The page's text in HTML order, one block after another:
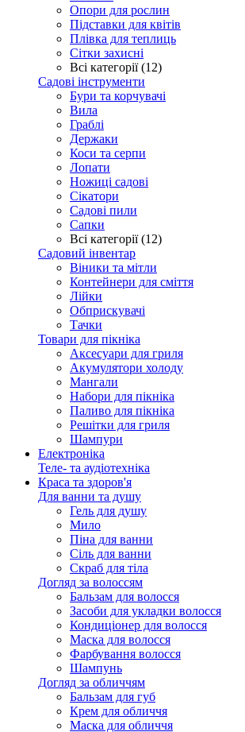
Опори для рослин
Підставки для квітів
Плівка для теплиць
Сітки захисні
Всі категорії (12)
Садові інструменти
Бури та корчувачі
Вила
Граблі
Держаки
Коси та серпи
Лопати
Ножиці садові
Сікатори
Садові пили
Сапки
Всі категорії (12)
Садовий інвентар
Віники та мітли
Контейнери для сміття
Лійки
Обприскувачі
Тачки
Товари для пікніка
Аксесуари для гриля
Акумулятори холоду
Мангали
Набори для пікніка
Паливо для пікніка
Решітки для гриля
Шампури
Електроніка
Теле- та аудіотехніка
Краса та здоров'я
Для ванни та душу
Гель для душу
Мило
Піна для ванни
Сіль для ванни
Скраб для тіла
Догляд за волоссям
Бальзам для волосся
Засоби для укладки волосся
Кондиціонер для волосся
Маска для волосся
Фарбування волосся
Шампунь
Догляд за обличчям
Бальзам для губ
Крем для обличчя
Маска для обличчя